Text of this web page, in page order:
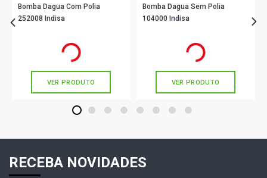
Bomba Dagua Com Polia
252008 Indisa
em até 2x de
VER PRODUTO
Bomba Dagua Sem Polia
104000 Indisa
em até 4x de
VER PRODUTO
1 2 3 4 5 6 7 8
RECEBA NOVIDADES